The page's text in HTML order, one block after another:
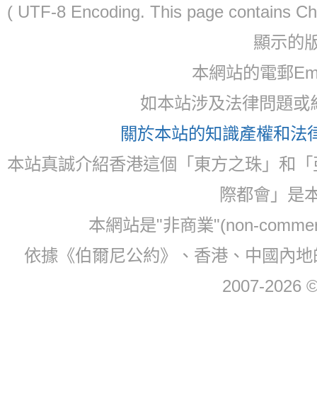
( UTF-8 Encoding. This page contains
顯示的
本網站的電郵
如本站涉及法律問題
關於本站的知識產權和法
本站真誠介紹香港這個「東方之珠」和
際都會」是
本網站是"非商業"(non-
依據《伯爾尼公約》、香港、中國內
2007-2026